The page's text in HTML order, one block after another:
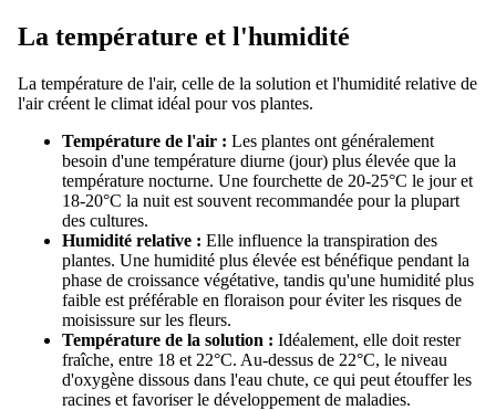
La température et l'humidité
La température de l'air, celle de la solution et l'humidité relative de
l'air créent le climat idéal pour vos plantes.
Température de l'air : Les plantes ont généralement
besoin d'une température diurne (jour) plus élevée que la
température nocturne. Une fourchette de 20-25°C le jour et
18-20°C la nuit est souvent recommandée pour la plupart
des cultures.
Humidité relative : Elle influence la transpiration des
plantes. Une humidité plus élevée est bénéfique pendant la
phase de croissance végétative, tandis qu'une humidité plus
faible est préférable en floraison pour éviter les risques de
moisissure sur les fleurs.
Température de la solution : Idéalement, elle doit rester
fraîche, entre 18 et 22°C. Au-dessus de 22°C, le niveau
d'oxygène dissous dans l'eau chute, ce qui peut étouffer les
racines et favoriser le développement de maladies.